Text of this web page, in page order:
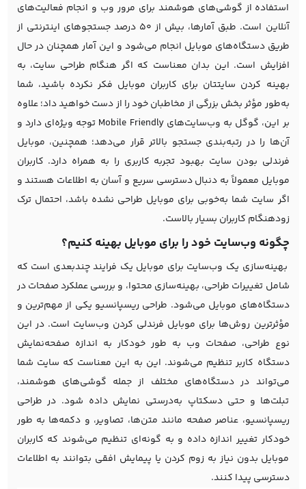
استفاده از گوشی‌های هوشمند برای مرور وب و انجام فعالیت‌های
آنلاین است. طبق آمارها، بیش از ۵۰ درصد جستجوهای اینترنتی از
طریق دستگاه‌های موبایل انجام می‌شود و این آمار همچنان در حال
افزایش است. این بدان معناست که اگر هنگام طراحی سایت، به
بهینه کردن سایتتان برای کاربران موبایل فکر نکرده باشید، شما
به‌طور مؤثر بخش بزرگی از مخاطبان خود را از دست خواهید داد؛ علاوه
بر این، گوگل به وب‌سایت‌های Mobile Friendly توجه ویژه‌ای دارد و
آن‌ها را در رتبه‌بندی جستجو بالاتر قرار می‌دهد؛ همچنین، موبایل
فرندلی بودن سایت بهبود تجربه کاربری را به همراه دارد. کاربران
موبایل معمولاً به دنبال دسترسی سریع و آسان به اطلاعات هستند و
اگر سایت شما به‌خوبی برای موبایل طراحی نشده باشد، احتمال ترک
زودهنگام کاربران بسیار بالاست.
چگونه وب‌سایت خود را برای موبایل بهینه کنیم؟
بهینه‌سازی یک وب‌سایت برای موبایل یک فرایند چندبعدی است که
شامل تغییرات طراحی، بهینه‌سازی محتوا، و بررسی عملکرد صفحات در
دستگاه‌های موبایل می‌شود. طراحی ریسپانسیو یکی از مهم‌ترین و
مؤثرترین روش‌ها برای موبایل فرندلی کردن وب‌سایت است. در این
نوع طراحی، صفحات وب به طور خودکار به اندازه صفحه‌نمایش
دستگاه کاربر تنظیم می‌شوند. این به این معناست که سایت شما
می‌تواند در دستگاه‌های مختلف از جمله گوشی‌های هوشمند،
تبلت‌ها و حتی دسکتاپ به‌درستی نمایش داده شود. در طراحی
ریسپانسیو، عناصر صفحه مانند متن‌ها، تصاویر، و دکمه‌ها به طور
خودکار تغییر اندازه داده و به گونه‌ای تنظیم می‌شوند که کاربران
موبایل بدون نیاز به زوم کردن یا پیمایش افقی بتوانند به اطلاعات
دسترسی پیدا کنند.